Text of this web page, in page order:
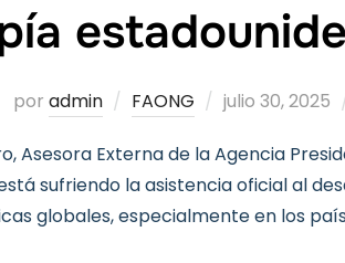
por admin FAONG
Publicado
julio 30, 2025
Asesora Externa de la Agencia
sufriendo la asistencia oficial al
globales, especialmente en los